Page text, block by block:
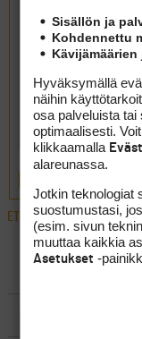
ETUSIVU›FOORUMIT›
Sisällön ja
Kohdennettu
Hyväksymällä
näihin
osa palveluista tai
optimaalisesti.
klikkaamalla
alareunassa.
Jotkin teknologiat
suostumustasi,
(esim. sivun
muuttaa kaikkia
Asetukset -